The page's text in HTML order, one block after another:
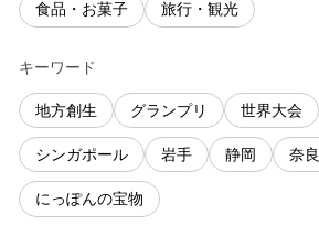
食品・お菓子 旅行・観光
キーワード
地方創生 グランプリ 世界大会
シンガポール 岩手 静岡 奈良
にっぽんの宝物